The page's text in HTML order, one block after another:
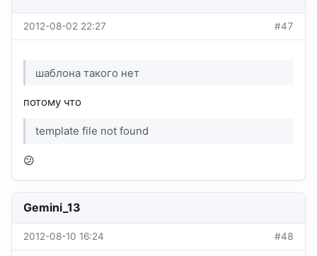
2012-08-02 22:27 #47
шаблона такого нет
потому что
template file not found
😕
Gemini_13
2012-08-10 16:24 #48